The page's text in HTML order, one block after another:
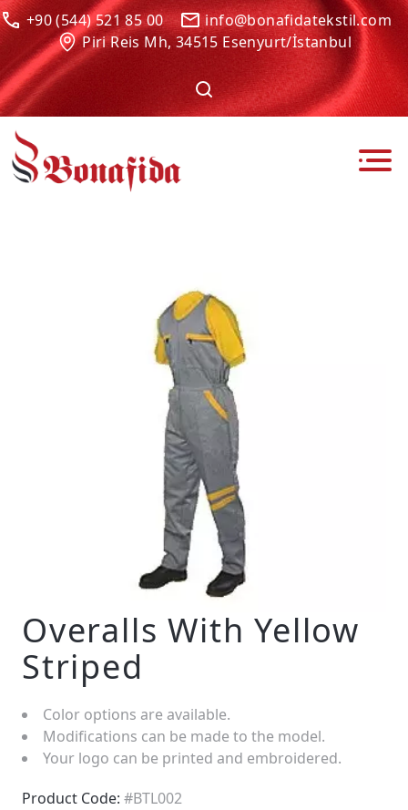
+90 (544) 521 85 00
info@bonafidatekstil.com
Piri Reis Mh, 34515 Esenyurt/İstanbul
Overalls With Yellow
Striped
Color options are available.
Modifications can be made to the model.
Your logo can be printed and embroidered.
Product Code: #BTL002